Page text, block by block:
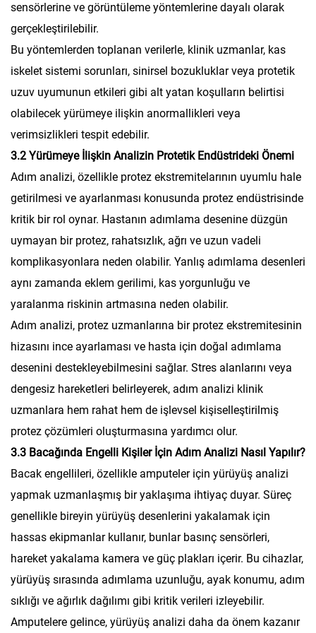
sensörlerine ve görüntüleme yöntemlerine dayalı olarak
gerçekleştirilebilir.
Bu yöntemlerden toplanan verilerle, klinik uzmanlar, kas
iskelet sistemi sorunları, sinirsel bozukluklar veya protetik
uzuv uyumunun etkileri gibi alt yatan koşulların belirtisi
olabilecek yürümeye ilişkin anormallikleri veya
verimsizlikleri tespit edebilir.
3.2 Yürümeye İlişkin Analizin Protetik Endüstrideki Önemi
Adım analizi, özellikle protez ekstremitelarının uyumlu hale
getirilmesi ve ayarlanması konusunda protez endüstrisinde
kritik bir rol oynar. Hastanın adımlama desenine düzgün
uymayan bir protez, rahatsızlık, ağrı ve uzun vadeli
komplikasyonlara neden olabilir. Yanlış adımlama desenleri
aynı zamanda eklem gerilimi, kas yorgunluğu ve
yaralanma riskinin artmasına neden olabilir.
Adım analizi, protez uzmanlarına bir protez ekstremitesinin
hizasını ince ayarlaması ve hasta için doğal adımlama
desenini destekleyebilmesini sağlar. Stres alanlarını veya
dengesiz hareketleri belirleyerek, adım analizi klinik
uzmanlara hem rahat hem de işlevsel kişiselleştirilmiş
protez çözümleri oluşturmasına yardımcı olur.
3.3 Bacağında Engelli Kişiler İçin Adım Analizi Nasıl Yapılır?
Bacak engellileri, özellikle amputeler için yürüyüş analizi
yapmak uzmanlaşmış bir yaklaşıma ihtiyaç duyar. Süreç
genellikle bireyin yürüyüş desenlerini yakalamak için
hassas ekipmanlar kullanır, bunlar basınç sensörleri,
hareket yakalama kamera ve güç plakları içerir. Bu cihazlar,
yürüyüş sırasında adımlama uzunluğu, ayak konumu, adım
sıklığı ve ağırlık dağılımı gibi kritik verileri izleyebilir.
Amputelere gelince, yürüyüş analizi daha da önem kazanır